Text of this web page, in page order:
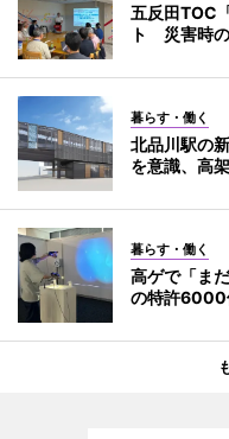
五反田TOC
ト 災害時
暮らす・働く
北品川駅の
を意識、高
暮らす・働く
高ゲで「ま
の特許6000